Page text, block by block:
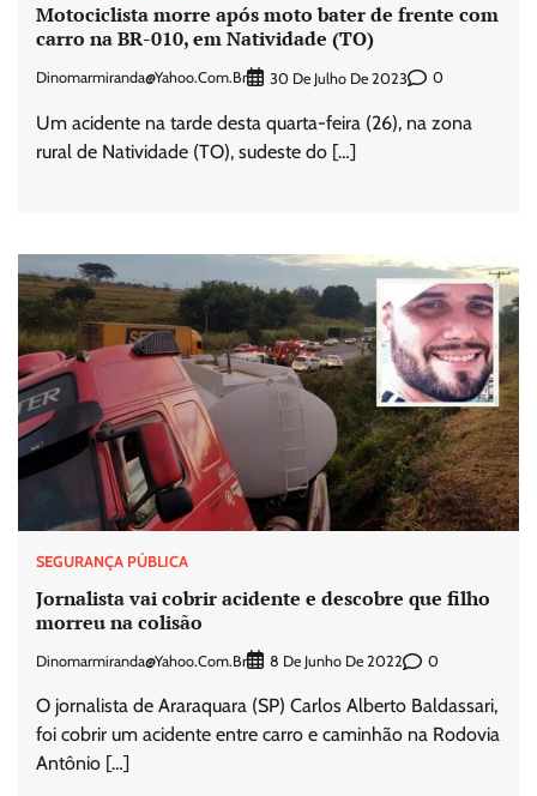
Motociclista morre após moto bater de frente com
carro na BR-010, em Natividade (TO)
Dinomarmiranda@yahoo.com.br 30 De Julho De 2023 0
Um acidente na tarde desta quarta-feira (26), na zona
rural de Natividade (TO), sudeste do […]
SEGURANÇA PÚBLICA
Jornalista vai cobrir acidente e descobre que filho
morreu na colisão
Dinomarmiranda@yahoo.com.br 8 De Junho De 2022 0
O jornalista de Araraquara (SP) Carlos Alberto Baldassari,
foi cobrir um acidente entre carro e caminhão na Rodovia
Antônio […]